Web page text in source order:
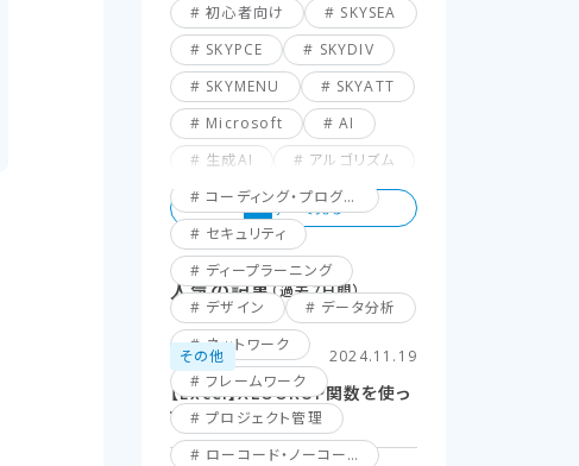
初心者向け
SKYSEA
SKYPCE
SKYDIV
SKYMENU
SKYATT
Microsoft
AI
生成AI
アルゴリズム
コーディング・プログラミング
セキュリティ
ディープラーニング
デザイン
データ分析
ネットワーク
フレームワーク
プロジェクト管理
ローコード・ノーコード
人気の記事（過去7日間）
その他 2024.11.19
【Excel】XLOOKUP関数を使っ
てみよう！